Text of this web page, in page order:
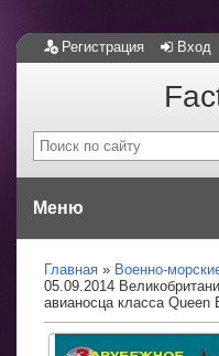
Регистрация Вход
Меню
Главная
Военно-
05.09.2014
авианосца класса Queen